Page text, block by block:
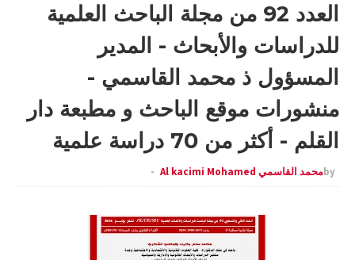
العدد 92 من مجلة الباحث العلمية
للدراسات والأبحاث - المدير
المسؤول ذ محمد القاسمي -
منشورات موقع الباحث و مطبعة دار
القلم - أكثر من 70 دراسة علمية
byمحمد القاسمي Al kacimi Mohamed